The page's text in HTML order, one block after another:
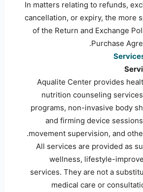
• In matters relating to refunds,
cancellation, or expiry, the more
of the Return and Exchange
Purchase
• Aqualite Center provides
nutrition counseling
programs, non-invasive body
and firming device
movement supervision, and
• All services are provided as
wellness, lifestyle-
services. They are not a
medical care or